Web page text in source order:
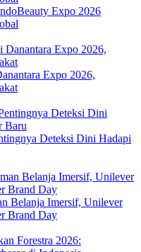
Expo 2026
Expo 2026,
Deteksi Dini Hadapi
Belanja Imersif, Unilever
Brand Day